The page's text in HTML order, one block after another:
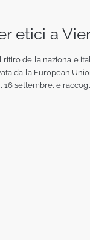
etici a
della nazionale
dalla European
16 settembre, e